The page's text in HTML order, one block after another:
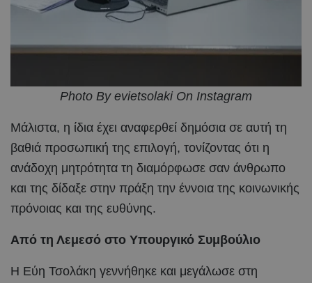
Photo By evietsolaki On Instagram
Μάλιστα, η ίδια έχει αναφερθεί δημόσια σε αυτή τη
βαθιά προσωπική της επιλογή, τονίζοντας ότι η
ανάδοχη μητρότητα τη διαμόρφωσε σαν άνθρωπο
και της δίδαξε στην πράξη την έννοια της κοινωνικής
πρόνοιας και της ευθύνης.
Από τη Λεμεσό στο Υπουργικό Συμβούλιο
Η Εύη Τσολάκη γεννήθηκε και μεγάλωσε στη